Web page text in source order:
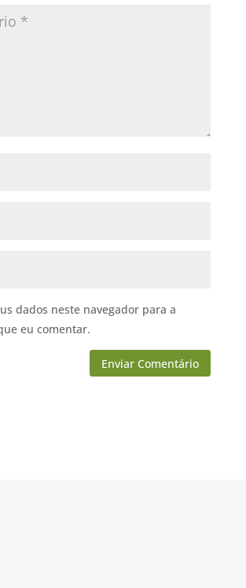
dados neste navegador para a
eu comentar.